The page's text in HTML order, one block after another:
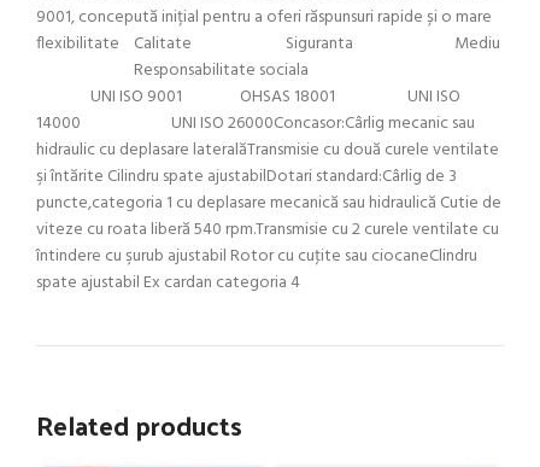
9001, concepută inițial pentru a oferi răspunsuri rapide și o mare
flexibilitate Calitate Siguranta Mediu
Responsabilitate sociala
UNI ISO 9001 OHSAS 18001 UNI ISO
14000 UNI ISO 26000Concasor:Cârlig mecanic sau
hidraulic cu deplasare lateralăTransmisie cu două curele ventilate
şi întărite Cilindru spate ajustabilDotari standard:Cârlig de 3
puncte,categoria 1 cu deplasare mecanică sau hidraulică Cutie de
viteze cu roata liberă 540 rpm.Transmisie cu 2 curele ventilate cu
întindere cu şurub ajustabil Rotor cu cuţite sau ciocaneClindru
spate ajustabil Ex cardan categoria 4
Related products